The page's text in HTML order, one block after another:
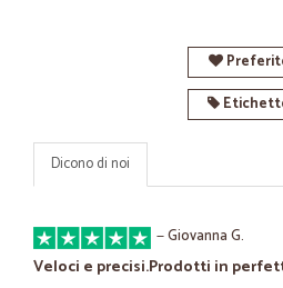
Dicono di noi
—Giovanna G.
Veloci e precisi.Prodotti in